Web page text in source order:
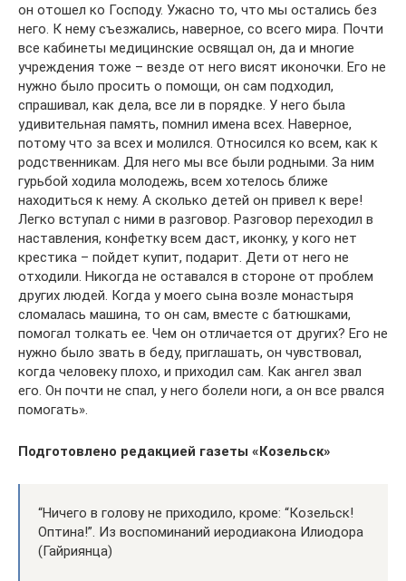
он отошел ко Господу. Ужасно то, что мы остались без
него. К нему съезжались, наверное, со всего мира. Почти
все кабинеты медицинские освящал он, да и многие
учреждения тоже – везде от него висят иконочки. Его не
нужно было просить о помощи, он сам подходил,
спрашивал, как дела, все ли в порядке. У него была
удивительная память, помнил имена всех. Наверное,
потому что за всех и молился. Относился ко всем, как к
родственникам. Для него мы все были родными. За ним
гурьбой ходила молодежь, всем хотелось ближе
находиться к нему. А сколько детей он привел к вере!
Легко вступал с ними в разговор. Разговор переходил в
наставления, конфетку всем даст, иконку, у кого нет
крестика – пойдет купит, подарит. Дети от него не
отходили. Никогда не оставался в стороне от проблем
других людей. Когда у моего сына возле монастыря
сломалась машина, то он сам, вместе с батюшками,
помогал толкать ее. Чем он отличается от других? Его не
нужно было звать в беду, приглашать, он чувствовал,
когда человеку плохо, и приходил сам. Как ангел звал
его. Он почти не спал, у него болели ноги, а он все рвался
помогать».
Подготовлено редакцией газеты «Козельск»
“Ничего в голову не приходило, кроме: “Козельск!
Оптина!”. Из воспоминаний иеродиакона Илиодора
(Гайриянца)